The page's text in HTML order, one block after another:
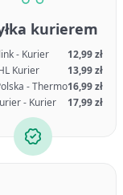
kurierem
- Kurier
12,99 zł
Kurier
13,99 zł
- Thermo16,99 zł
- Kurier
17,99 zł